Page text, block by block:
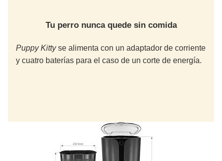
Tu perro nunca quede sin comida
Puppy Kittyse alimenta con un adaptador de corriente
y cuatro baterías para el caso de un corte de energía.